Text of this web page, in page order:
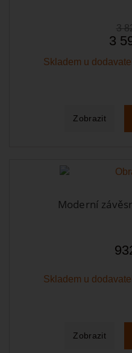
3
3
Skladem u
Zobrazit
Moderní
Skladem u
Zobrazit